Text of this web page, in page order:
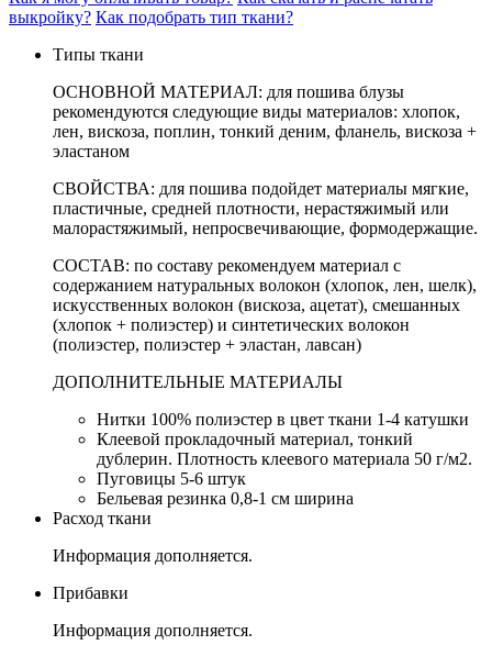
выкройку? Как подобрать тип ткани?
Типы ткани
ОСНОВНОЙ МАТЕРИАЛ: для пошива блузы
рекомендуются следующие виды материалов: хлопок,
лен, вискоза, поплин, тонкий деним, фланель, вискоза +
эластаном
СВОЙСТВА: для пошива подойдет материалы мягкие,
пластичные, средней плотности, нерастяжимый или
малорастяжимый, непросвечивающие, формодержащие.
СОСТАВ: по составу рекомендуем материал с
содержанием натуральных волокон (хлопок, лен, шелк),
искусственных волокон (вискоза, ацетат), смешанных
(хлопок + полиэстер) и синтетических волокон
(полиэстер, полиэстер + эластан, лавсан)
ДОПОЛНИТЕЛЬНЫЕ МАТЕРИАЛЫ
Нитки 100% полиэстер в цвет ткани 1-4 катушки
Клеевой прокладочный материал, тонкий
дублерин. Плотность клеевого материала 50 г/м2.
Пуговицы 5-6 штук
Бельевая резинка 0,8-1 см ширина
Расход ткани
Информация дополняется.
Прибавки
Информация дополняется.